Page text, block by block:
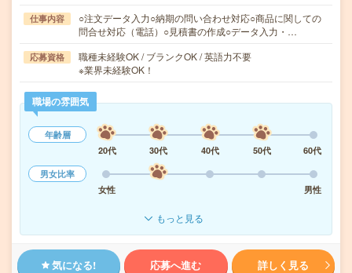
仕事内容
○注文データ入力○納期の問い合わせ対応○商品に関しての
問合せ対応（電話）○見積書の作成○データ入力・…
応募資格
職種未経験OK / ブランクOK / 英語力不要
※業界未経験OK！
職場の雰囲気
年齢層
20代
30代 40代 50代
60代
男女比率
女性
男性
もっと見る
気になる! 応募へ進む 詳しく見る